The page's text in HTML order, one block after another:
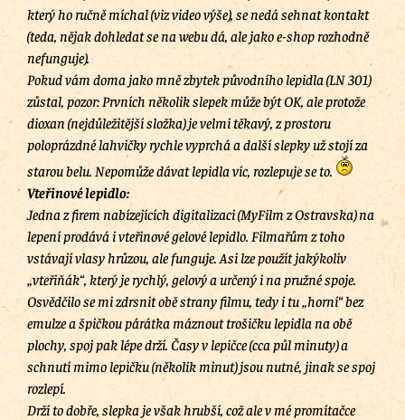
který ho ručně míchal (viz video výše), se nedá sehnat kontakt
(teda, nějak dohledat se na webu dá, ale jako e-shop rozhodně
nefunguje).
Pokud vám doma jako mně zbytek původního lepidla (LN 301)
zůstal, pozor: Prvních několik slepek může být OK, ale protože
dioxan (nejdůležitější složka) je velmi těkavý, z prostoru
poloprázdné lahvičky rychle vyprchá a další slepky už stojí za
starou belu. Nepomůže dávat lepidla víc, rozlepuje se to.
Vteřinové lepidlo:
Jedna z firem nabízejících digitalizaci (MyFilm z Ostravska) na
lepení prodává i vteřinové gelové lepidlo. Filmařům z toho
vstávají vlasy hrůzou, ale funguje. Asi lze použít jakýkoliv
„vteřiňák“, který je rychlý, gelový a určený i na pružné spoje.
Osvědčilo se mi zdrsnit obě strany filmu, tedy i tu „horní“ bez
emulze a špičkou párátka máznout trošičku lepidla na obě
plochy, spoj pak lépe drží. Časy v lepičce (cca půl minuty) a
schnutí mimo lepičku (několik minut) jsou nutné, jinak se spoj
rozlepí.
Drží to dobře, slepka je však hrubší, což ale v mé promítačce